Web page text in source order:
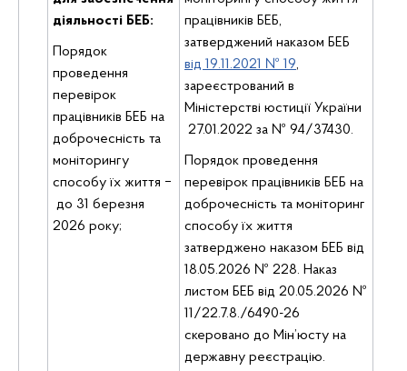
діяльності БЕБ:
Порядок
проведення
перевірок
працівників БЕБ на
доброчесність та
моніторингу
способу їх життя ‒
до 31 березня
2026 року;
працівників БЕБ,
затверджений наказом БЕБ
від 19.11.2021 № 19,
зареєстрований в
Міністерстві юстиції України
27.01.2022 за № 94/37430.
Порядок проведення
перевірок працівників БЕБ на
доброчесність та моніторинг
способу їх життя
затверджено наказом БЕБ від
18.05.2026 № 228. Наказ
листом БЕБ від 20.05.2026 №
11/22.7.8./6490-26
скеровано до Мін’юсту на
державну реєстрацію.